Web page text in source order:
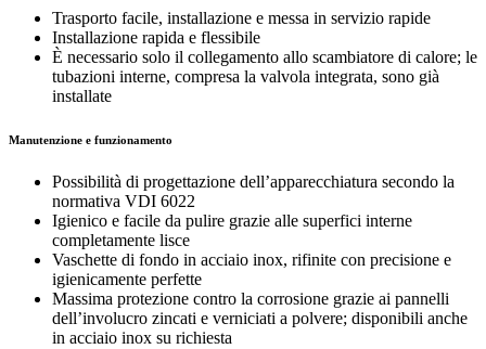
Trasporto facile, installazione e messa in servizio rapide
Installazione rapida e flessibile
È necessario solo il collegamento allo scambiatore di calore; le
tubazioni interne, compresa la valvola integrata, sono già
installate
Manutenzione e funzionamento
Possibilità di progettazione dell’apparecchiatura secondo la
normativa VDI 6022
Igienico e facile da pulire grazie alle superfici interne
completamente lisce
Vaschette di fondo in acciaio inox, rifinite con precisione e
igienicamente perfette
Massima protezione contro la corrosione grazie ai pannelli
dell’involucro zincati e verniciati a polvere; disponibili anche
in acciaio inox su richiesta